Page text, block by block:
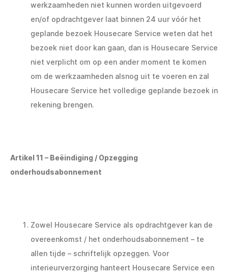
werkzaamheden niet kunnen worden uitgevoerd
en/of opdrachtgever laat binnen 24 uur vóór het
geplande bezoek Housecare Service weten dat het
bezoek niet door kan gaan, dan is Housecare Service
niet verplicht om op een ander moment te komen
om de werkzaamheden alsnog uit te voeren en zal
Housecare Service het volledige geplande bezoek in
rekening brengen.
Artikel 11 – Beëindiging / Opzegging
onderhoudsabonnement
Zowel Housecare Service als opdrachtgever kan de
overeenkomst / het onderhoudsabonnement – te
allen tijde – schriftelijk opzeggen. Voor
interieurverzorging hanteert Housecare Service een